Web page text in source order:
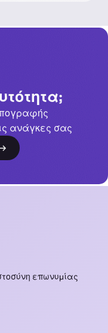
ανάγκες σας
επωνυμίας